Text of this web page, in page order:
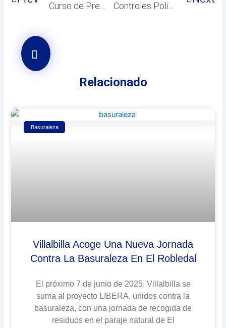
Relacionado
Basuraleza
Villalbilla Acoge Una Nueva Jornada
Contra La Basuraleza En El Robledal
El próximo 7 de junio de 2025, Villalbilla se
suma al proyecto LIBERA, unidos contra la
basuraleza, con una jornada de recogida de
residuos en el paraje natural de El